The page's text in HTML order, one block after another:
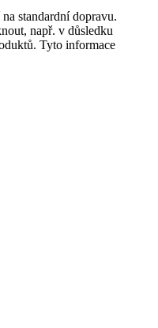
standardní dopravu.
např. v důsledku
Tyto informace